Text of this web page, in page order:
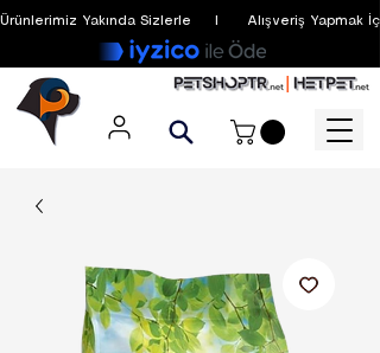
Ürünlerimiz Yakında Sizlerle     I      Alışveriş